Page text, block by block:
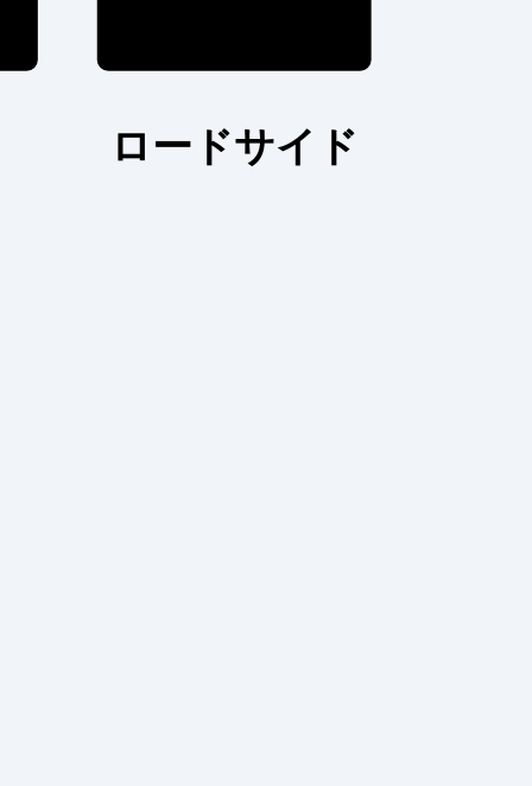
ロードサイド